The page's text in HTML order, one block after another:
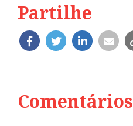
Partilhe
Comentários